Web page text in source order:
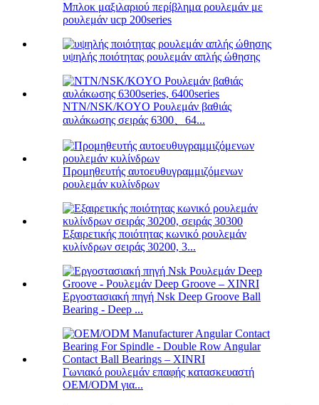
Μπλοκ μαξιλαριού περίβλημα ρουλεμάν με
ρουλεμάν ucp 200series
υψηλής ποιότητας ρουλεμάν απλής ώθησης
NTN/NSK/KOYO Ρουλεμάν βαθιάς
αυλάκωσης σειράς 6300、64...
Προμηθευτής αυτοευθυγραμμιζόμενων
ρουλεμάν κυλίνδρων
Εξαιρετικής ποιότητας κωνικό ρουλεμάν
κυλίνδρων σειράς 30200, 3...
Εργοστασιακή πηγή Nsk Deep Groove Ball
Bearing - Deep ...
Γωνιακό ρουλεμάν επαφής κατασκευαστή
OEM/ODM για...